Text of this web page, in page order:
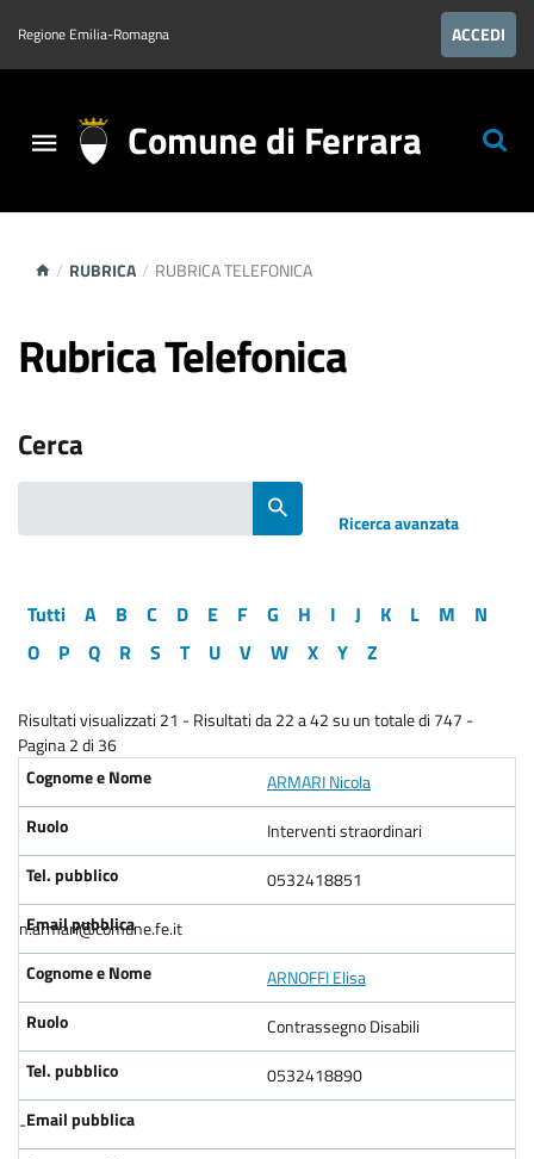
Regione Emilia-Romagna ACCEDI
Comune di Ferrara
/ RUBRICA / RUBRICA TELEFONICA
Rubrica Telefonica
Cerca
Ricerca avanzata
Tutti A B C D E F G H I J K L M
N
O
P Q R S T U V W X Y Z
Risultati visualizzati 21 - Risultati da 22 a 42 su un totale di 747 -
Pagina 2 di 36
ARMARI Nicola
Interventi straordinari
0532418851
n.armari@comune.fe.it
ARNOFFI Elisa
Contrassegno Disabili
0532418890
-